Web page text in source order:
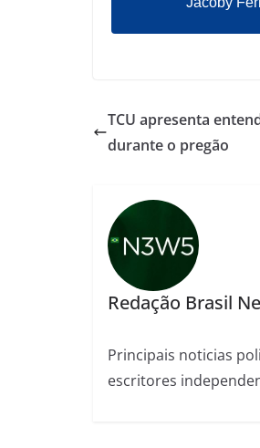
TCU apresenta
durante o pregão
Redação Brasil
Principais noticias
escritores